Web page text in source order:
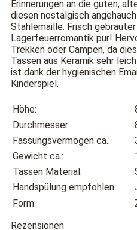
Erinnerungen an die guten,
diesen nostalgisch
Stahlemaille. Frisch
Lagerfeuerromantik pur!
Trekken oder Campen, da
Tassen aus Keramik sehr
ist dank der hygienischen
Kinderspiel.
Höhe:
Durchmesser:
Fassungsvermögen ca.:
Gewicht ca.:
Tassen Material:
Handspülung empfohlen:
Form:
Rezensionen